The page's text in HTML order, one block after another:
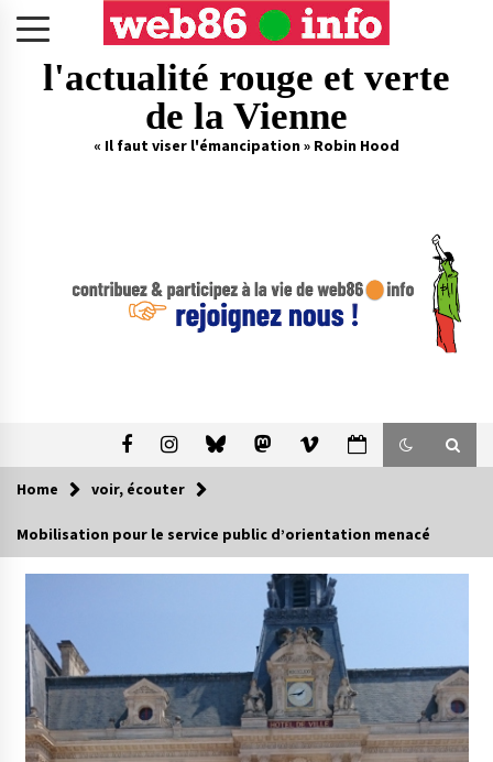
l'actualité rouge et verte
de la Vienne
« Il faut viser l'émancipation » Robin Hood
Home voir, écouter
Mobilisation pour le service public d’orientation menacé